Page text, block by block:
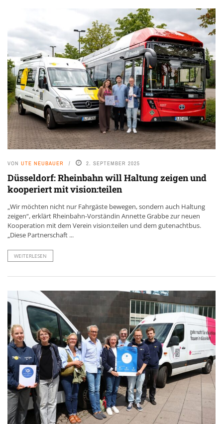
VON UTE NEUBAUER 2. SEPTEMBER 2025
Düsseldorf: Rheinbahn will Haltung zeigen und
kooperiert mit vision:teilen
„Wir möchten nicht nur Fahrgäste bewegen, sondern auch Haltung
zeigen“, erklärt Rheinbahn-Vorständin Annette Grabbe zur neuen
Kooperation mit dem Verein vision:teilen und dem gutenachtbus.
„Diese Partnerschaft ...
WEITERLESEN